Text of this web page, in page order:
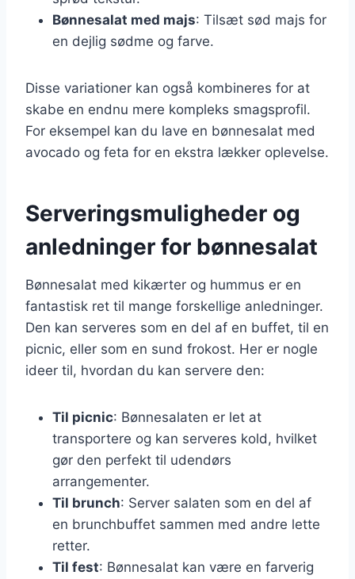
Bønnesalat med majs: Tilsæt sød majs for
en dejlig sødme og farve.
Disse variationer kan også kombineres for at
skabe en endnu mere kompleks smagsprofil.
For eksempel kan du lave en bønnesalat med
avocado og feta for en ekstra lækker oplevelse.
Serveringsmuligheder og
anledninger for bønnesalat
Bønnesalat med kikærter og hummus er en
fantastisk ret til mange forskellige anledninger.
Den kan serveres som en del af en buffet, til en
picnic, eller som en sund frokost. Her er nogle
ideer til, hvordan du kan servere den:
Til picnic: Bønnesalaten er let at
transportere og kan serveres kold, hvilket
gør den perfekt til udendørs
arrangementer.
Til brunch: Server salaten som en del af
en brunchbuffet sammen med andre lette
retter.
Til fest: Bønnesalat kan være en farverig